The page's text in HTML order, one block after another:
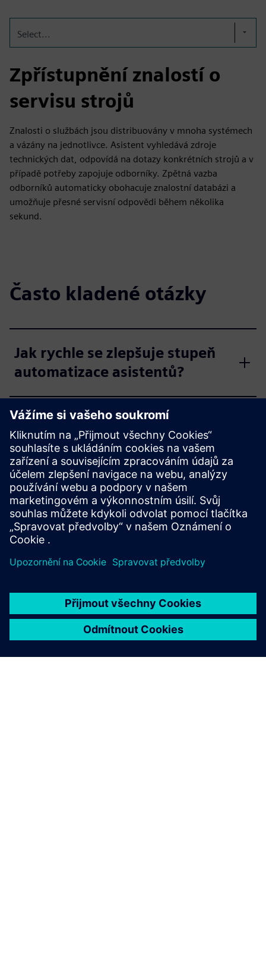
Select...
Zpřístupnění znalostí o
servisu strojů
Znalosti o službách jsou distribuovány v mnoha systémech
a vázány na jednotlivce. Asistent vyhledává zdroje
technických dat, odpovídá na dotazy konkrétních strojů a v
případě potřeby zapojuje odborníky. Zpětná vazba
odborníků automaticky obohacuje znalostní databázi a
umožňuje přesné servisní odpovědi během několika
sekund.
Často kladené otázky
Jak rychle se zlepšuje stupeň
automatizace asistentů?
Jak se platforma integruje se
stávajícími IT systémy?
Které komunikační kanály jsou
podporovány?